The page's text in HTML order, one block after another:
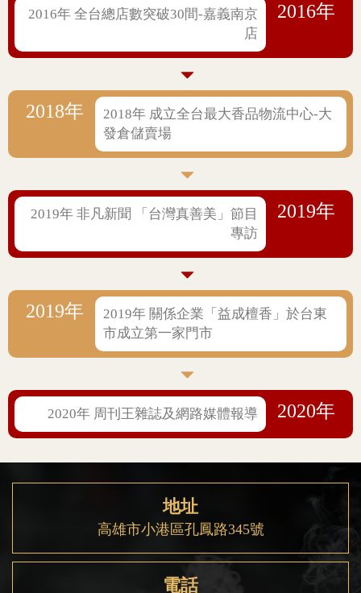
2016年
2016年 全台總店數突破30間-嘉義南京
店
2018年
2018年 成立全台最大香品物流中心-大
發倉儲賣場
2019年
2019年 非凡新聞 「台灣真善美」節目
專訪
2019年
2019年 關係企業「益成檀香」於台東
市成立第一家門市
2020年
2020年 周刊王雜誌及網路媒體報導
地址
高雄市小港區孔鳳路345號
電話